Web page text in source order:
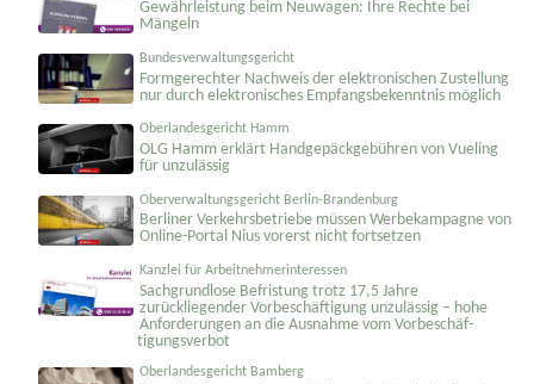
Gewährleistung beim Neuwagen: Ihre Rechte bei
Mängeln
Bundesverwaltungsgericht
Formgerechter Nachweis der elektronischen Zustellung
nur durch elektronisches Empfangsbekenntnis möglich
Oberlandesgericht Hamm
OLG Hamm erklärt Handgepäckgebühren von Vueling
für unzulässig
Oberverwaltungsgericht Berlin-Brandenburg
Berliner Verkehrsbetriebe müssen Werbekampagne von
Online-Portal Nius vorerst nicht fortsetzen
Kanzlei für Arbeitnehmerinteressen
Sachgrundlose Befristung trotz 17,5 Jahre
zurückliegender Vorbeschäftigung unzulässig – hohe
Anforderungen an die Ausnahme vom Vorbeschäf­
tigungsverbot
Oberlandesgericht Bamberg